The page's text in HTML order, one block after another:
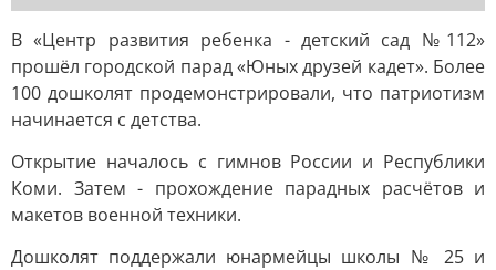
В «Центр развития ребенка - детский сад №112»
прошёл городской парад «Юных друзей кадет». Более
100 дошколят продемонстрировали, что патриотизм
начинается с детства.
Открытие началось с гимнов России и Республики
Коми. Затем - прохождение парадных расчётов и
макетов военной техники.
Дошколят поддержали юнармейцы школы № 25 и